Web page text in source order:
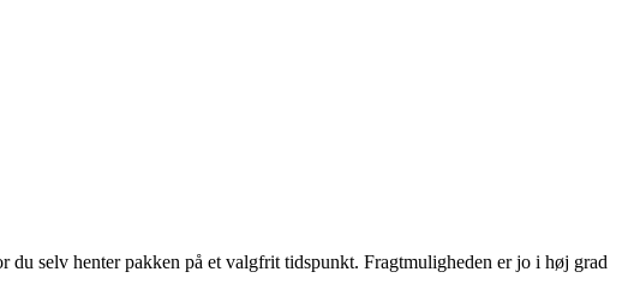
selv henter pakken på et valgfrit tidspunkt. Fragtmuligheden er jo i høj grad